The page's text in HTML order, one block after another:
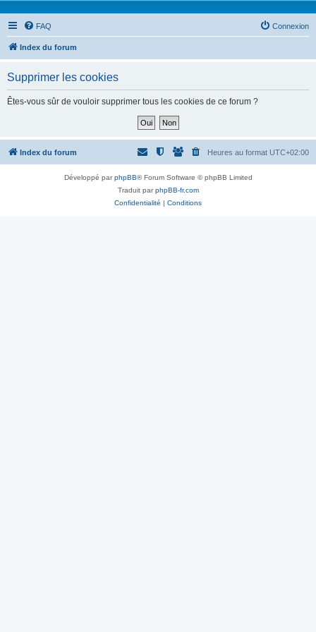
FAQ Connexion
Index du forum
Supprimer les cookies
Êtes-vous sûr de vouloir supprimer tous les cookies de ce forum ?
Index du forum Heures au format UTC+02:00
Développé parphpBB® Forum Software © phpBB Limited
Traduit parphpBB-fr.com
Confidentialité | Conditions